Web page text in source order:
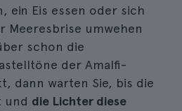
ein Eis essen oder sich
Meeresbrise umwehen
schon die
der Amalfi-
dann warten Sie, bis die
und die Lichter diese